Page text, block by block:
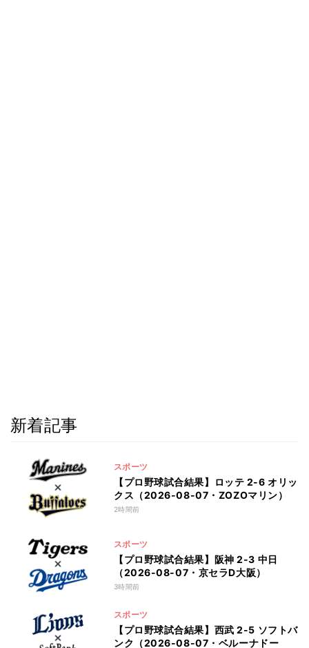
新着記事
スポーツ
【プロ野球試合結果】ロッテ 2-6 オリッ
クス（2026-08-07・ZOZOマリン）
2時間前
スポーツ
【プロ野球試合結果】阪神 2-3 中日
（2026-08-07・京セラD大阪）
3時間前
スポーツ
【プロ野球試合結果】西武 2-5 ソフトバ
ンク（2026-08-07・ベルーナドー